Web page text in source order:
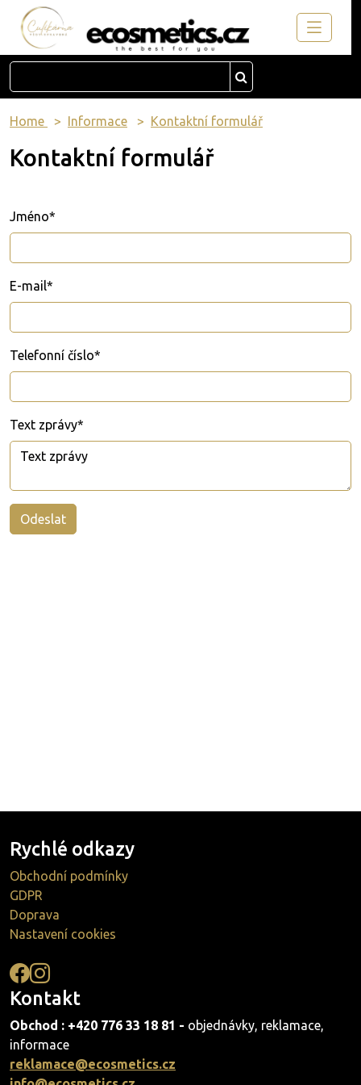
Home Informace Kontaktní formulář
Kontaktní formulář
Jméno*
E-mail*
Telefonní číslo*
Text zprávy*
Rychlé odkazy
Obchodní podmínky
GDPR
Doprava
Nastavení cookies
Kontakt
Obchod : +420 776 33 18 81 - objednávky, reklamace,
informace
reklamace@ecosmetics.cz